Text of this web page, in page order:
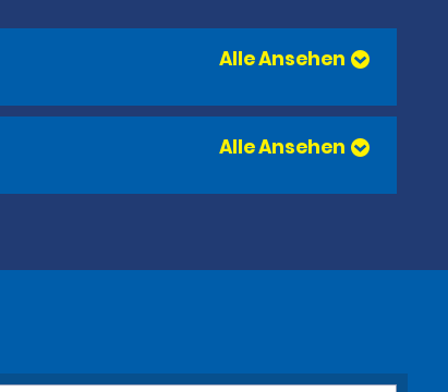
Alle Ansehen
Alle Ansehen